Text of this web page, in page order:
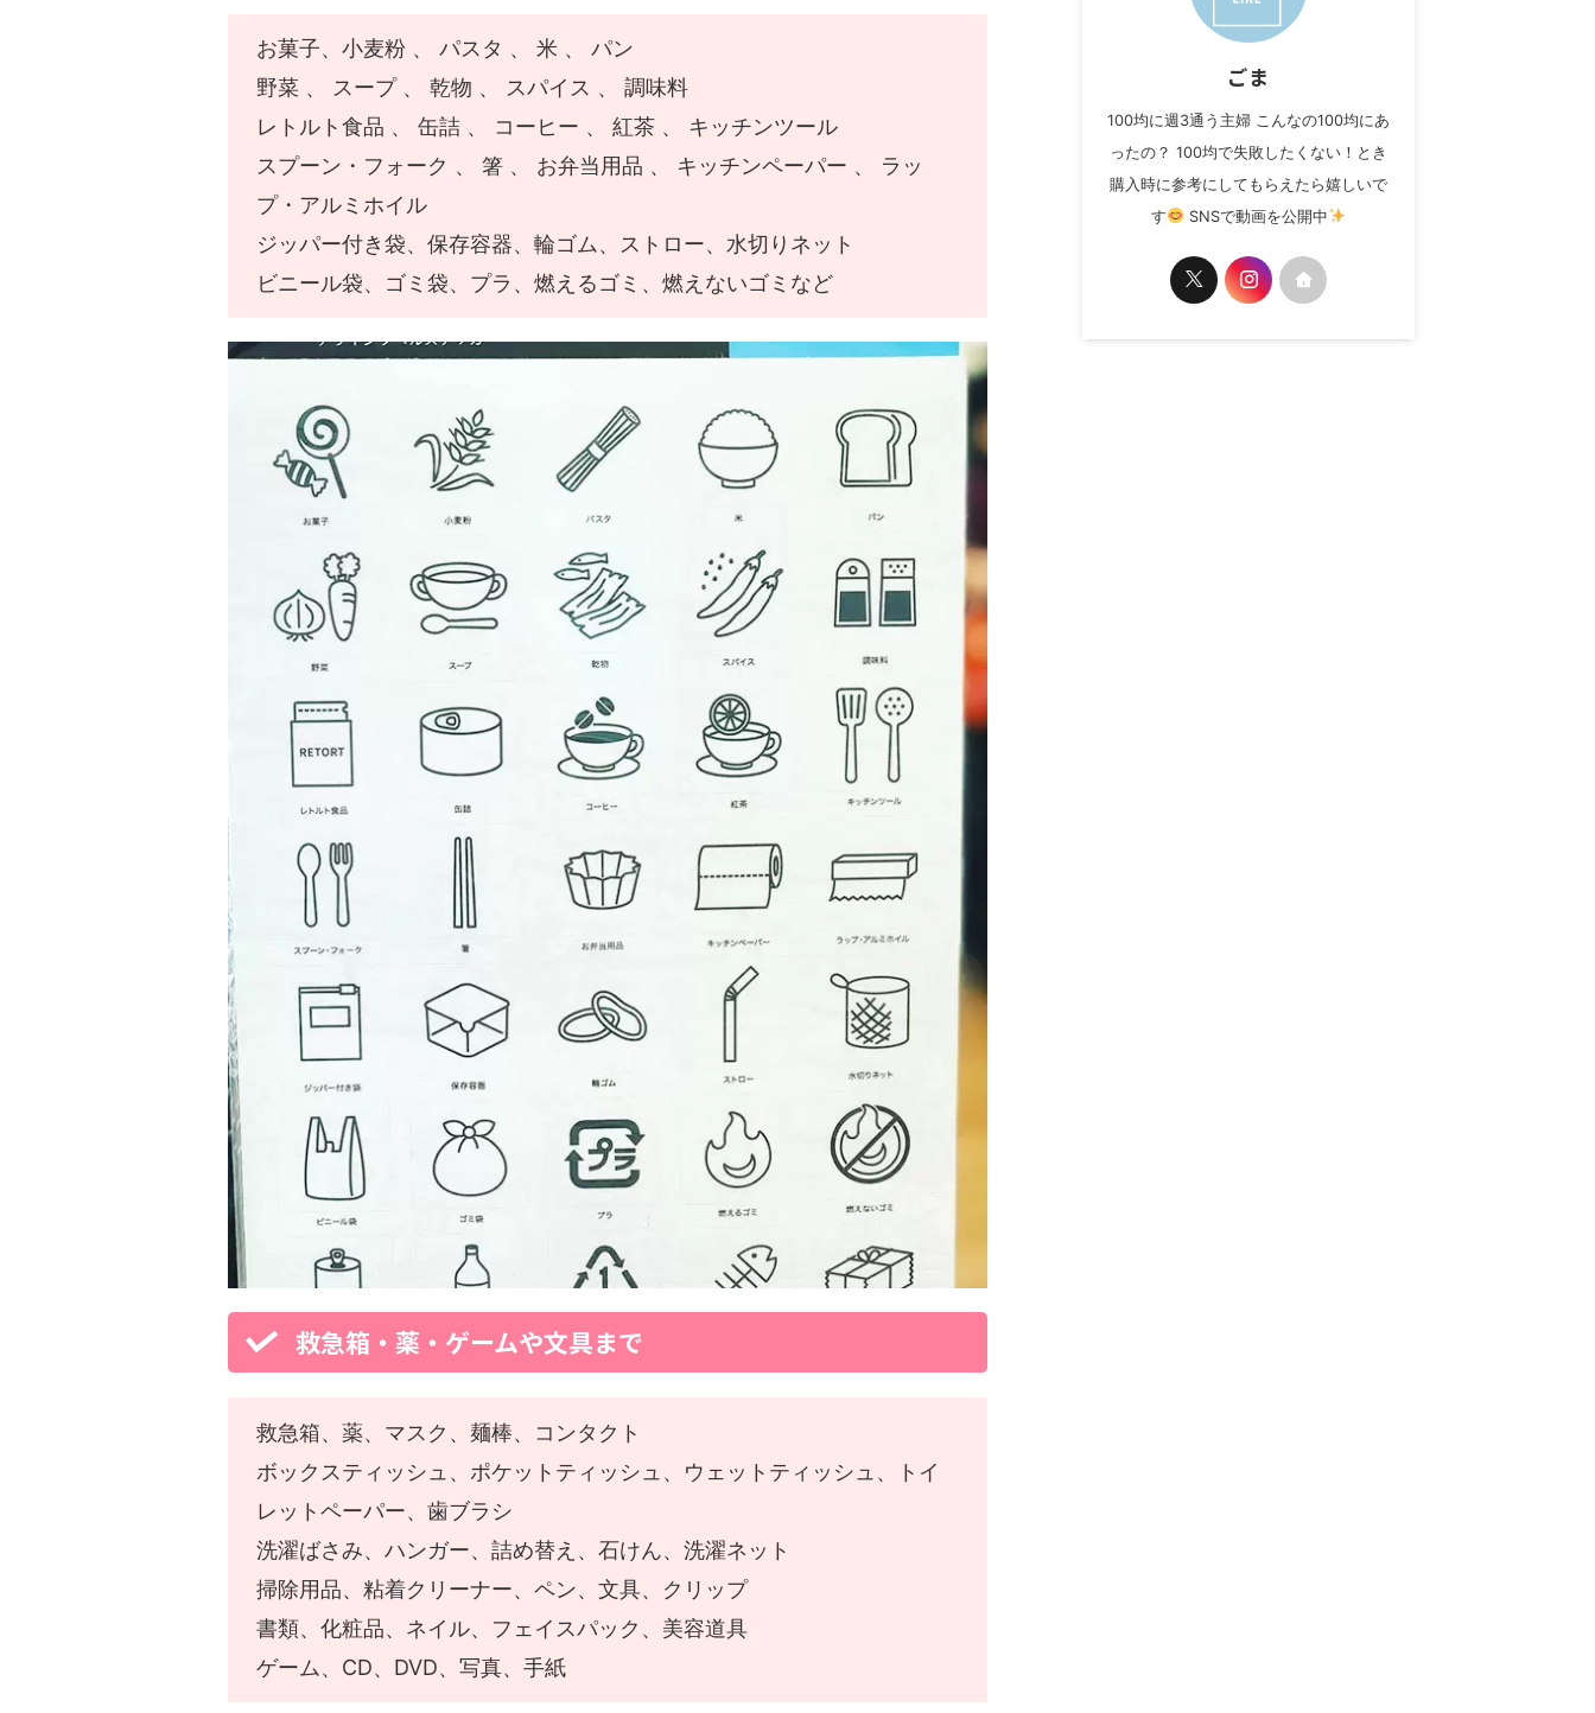
お菓子、小麦粉 、 パスタ 、 米 、 パン
野菜 、 スープ 、 乾物 、 スパイス 、 調味料
レトルト食品 、 缶詰 、 コーヒー 、 紅茶 、 キッチンツール
スプーン・フォーク 、 箸 、 お弁当用品 、 キッチンペーパー 、 ラッ
プ・アルミホイル
ジッパー付き袋、保存容器、輪ゴム、ストロー、水切りネット
ビニール袋、ゴミ袋、プラ、燃えるゴミ、燃えないゴミなど
救急箱・薬・ゲームや文具まで
救急箱、薬、マスク、麺棒、コンタクト
ボックスティッシュ、ポケットティッシュ、ウェットティッシュ、トイ
レットペーパー、歯ブラシ
洗濯ばさみ、ハンガー、詰め替え、石けん、洗濯ネット
掃除用品、粘着クリーナー、ペン、文具、クリップ
書類、化粧品、ネイル、フェイスパック、美容道具
ゲーム、CD、DVD、写真、手紙
ごま
100均に週3通う主婦 こんなの100均にあ
ったの？ 100均で失敗したくない！とき
購入時に参考にしてもらえたら嬉しいで
す
SNSで動画を公開中